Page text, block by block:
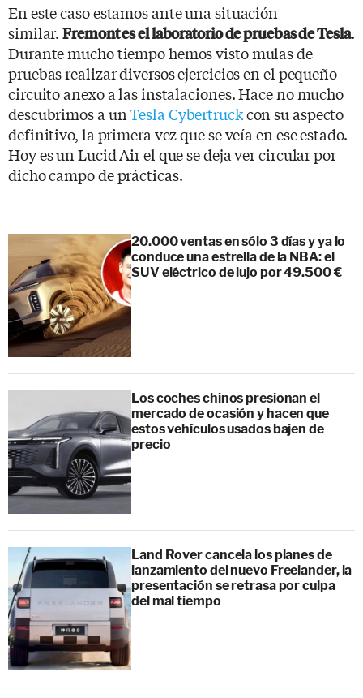
En este caso estamos ante una situación
similar.Fremont es el laboratorio de pruebas de Tesla.
Durante mucho tiempo hemos visto mulas de
pruebas realizar diversos ejercicios en el pequeño
circuito anexo a las instalaciones. Hace no mucho
descubrimos a unTesla Cybertruckcon su aspecto
definitivo, la primera vez que se veía en ese estado.
Hoy es un Lucid Air el que se deja ver circular por
dicho campo de prácticas.
20.000 ventas en sólo 3 días y ya lo
conduce una estrella de la NBA: el
SUV eléctrico de lujo por 49.500 €
Los coches chinos presionan el
mercado de ocasión y hacen que
estos vehículos usados bajen de
precio
Land Rover cancela los planes de
lanzamiento del nuevo Freelander, la
presentación se retrasa por culpa
del mal tiempo